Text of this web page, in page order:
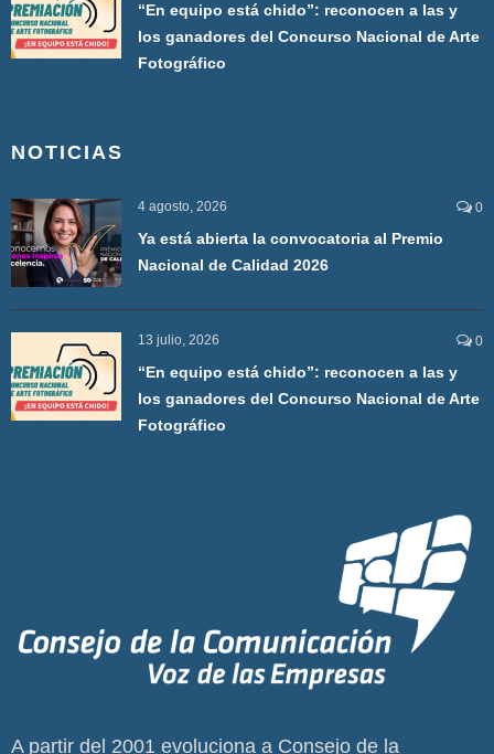
“En equipo está chido”: reconocen a las y
los ganadores del Concurso Nacional de Arte
Fotográfico
NOTICIAS
4 agosto, 2026 0
Ya está abierta la convocatoria al Premio
Nacional de Calidad 2026
13 julio, 2026 0
“En equipo está chido”: reconocen a las y
los ganadores del Concurso Nacional de Arte
Fotográfico
A partir del 2001 evoluciona a Consejo de la